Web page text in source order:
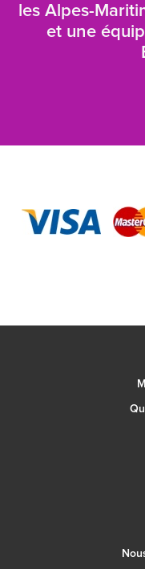
les Alpes-
et une